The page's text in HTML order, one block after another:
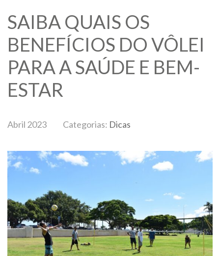
BLOG
SAIBA QUAIS OS
BENEFÍCIOS DO VÔLEI
PARA A SAÚDE E BEM-
ESTAR
Abril 2023 Categorias: Dicas